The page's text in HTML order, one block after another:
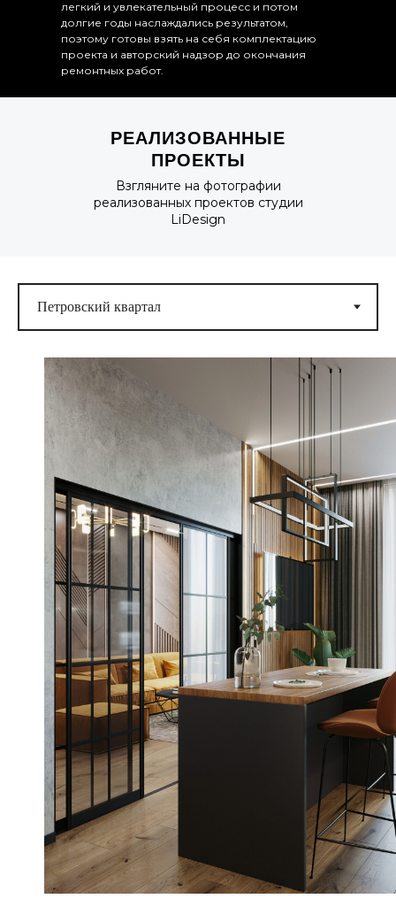
легкий и увлекательный процесс и потом
долгие годы наслаждались результатом,
поэтому готовы взять на себя комплектацию
проекта и авторский надзор до окончания
ремонтных работ.
РЕАЛИЗОВАННЫЕ
ПРОЕКТЫ
Взгляните на фотографии
реализованных проектов студии
LiDesign